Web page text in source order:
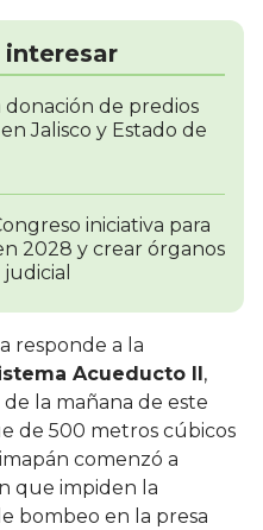
donación de predios
Jalisco y Estado de
iniciativa para
2028 y crear órganos
responde a la
Acueducto II,
la mañana de este
de 500 metros cúbicos
comenzó a
que impiden la
bombeo en la presa